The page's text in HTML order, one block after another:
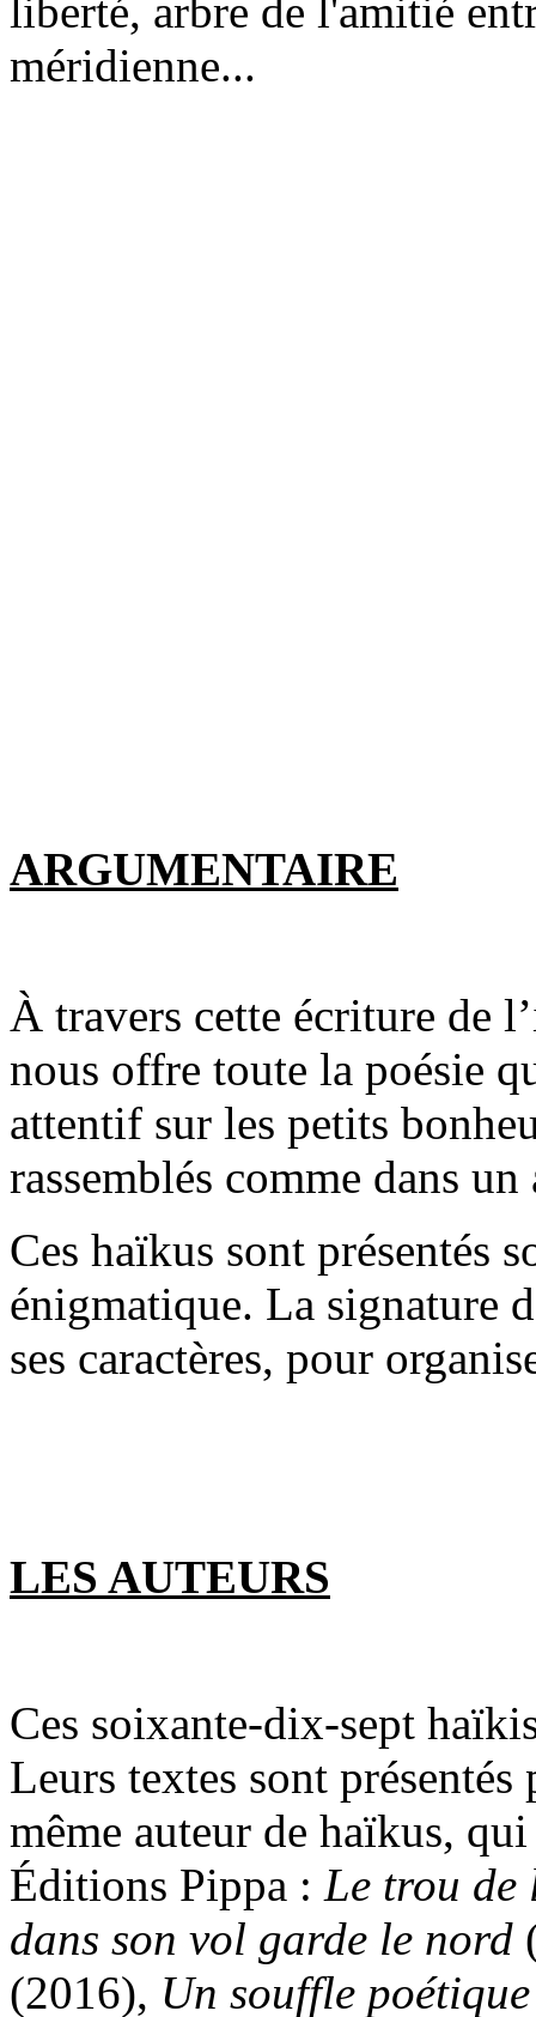
liberté, arbre de l'amitié
méridienne...
ARGUMENTAIRE
À travers cette écriture de
nous offre toute la poésie
attentif sur les petits
rassemblés comme dans
Ces haïkus sont présentés
énigmatique. La signature
ses caractères, pour
LES AUTEURS
Ces soixante-dix-sept
Leurs textes sont présentés
même auteur de haïkus,
Éditions Pippa : Le trou de
dans son vol garde le nord
(2016), Un souffle